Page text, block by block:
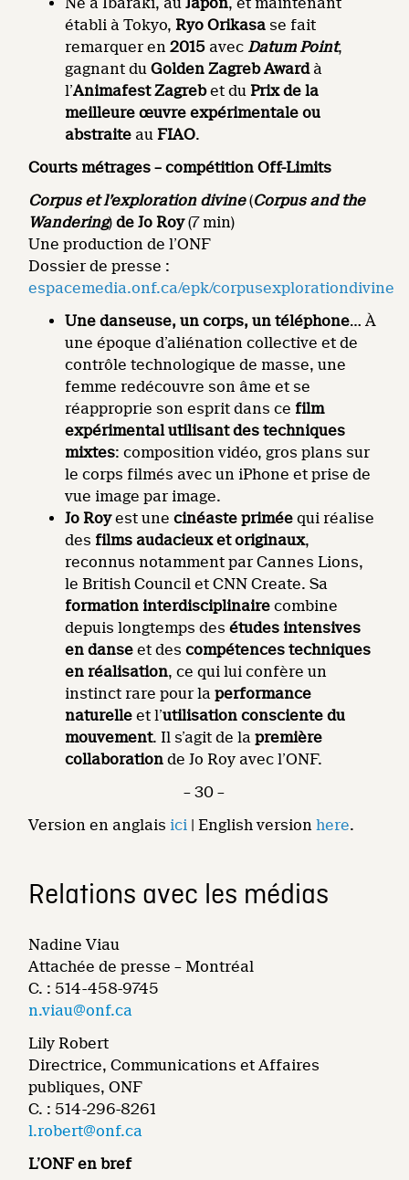
établi à Tokyo,Ryo Orikasa se fait
remarquer en 2015 avec Datum Point,
gagnant duGolden Zagreb Award à
l’Animafest Zagrebet du Prix de la
meilleure œuvre expérimentale ou
abstraite au FIAO.
Courts métrages – compétitionOff-Limits
Corpus et l’exploration divine(Corpus and the
Wandering)de Jo Roy(7 min)
Une production de l’ONF
Dossier de presse :
espacemedia.onf.ca/epk/corpusexplorationdivine
Une danseuse, un corps, un téléphone… À
une époque d’aliénation collective et de
contrôle technologique de masse, une
femme redécouvre son âme et se
réapproprie son esprit dans ce film
expérimental utilisant des techniques
mixtes: composition vidéo, gros plans sur
le corps filmés avec un iPhone et prise de
vue image par image.
Jo Royest unecinéaste primée qui réalise
des films audacieux et originaux,
reconnus notamment par Cannes Lions,
le British Council et CNN Create. Sa
formation interdisciplinaire combine
depuis longtemps desétudes intensives
en danse et descompétences techniques
en réalisation, ce qui lui confère un
instinct rare pour laperformance
naturelle et l’utilisation consciente du
mouvement. Il s’agit de lapremière
collaborationde Jo Roy avec l’ONF.
– 30 –
Version en anglais ici | English versionhere.
Relations avec les médias
Nadine Viau
Attachée de presse – Montréal
C. : 514-458-9745
n.viau@onf.ca
Lily Robert
Directrice, Communications et Affaires
publiques, ONF
C. : 514-296-8261
l.robert@onf.ca
L’ONF en bref